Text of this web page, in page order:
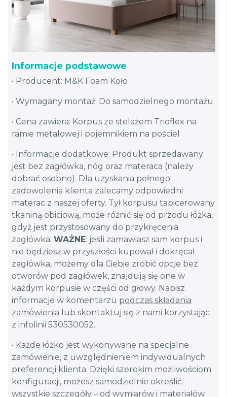
Informacje podstawowe
• Producent: M&K Foam Koło
• Wymagany montaż: Do samodzielnego montażu
• Cena zawiera: Korpus ze stelażem Trioflex na
ramie metalowej i pojemnikiem na pościel
• Informacje dodatkowe: Produkt sprzedawany
jest bez zagłówka, nóg oraz materaca (należy
dobrać osobno). Dla uzyskania pełnego
zadowolenia klienta zalecamy odpowiedni
materac z naszej oferty. Tył korpusu tapicerowany
tkaniną obiciową, może różnić się od przodu łóżka,
gdyż jest przystosowany do przykręcenia
zagłówka. WAŻNE: jeśli zamawiasz sam korpus i
nie będziesz w przyszłości kupował i dokręcał
zagłówka, możemy dla Ciebie zrobić opcje bez
otworów pod zagłówek, znajdują się one w
każdym korpusie w części od głowy. Napisz
informacje w komentarzu podczas składania
zamówienia lub skontaktuj się z nami korzystając
z infolinii 530530052.
• Każde łóżko jest wykonywane na specjalne
zamówienie, z uwzględnieniem indywidualnych
preferencji klienta. Dzięki szerokim możliwościom
konfiguracji, możesz samodzielnie określić
wszystkie szczegóły – od wymiarów i materiałów